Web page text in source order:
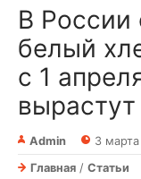
В России
белый
с 1
Admin 3
Главная / Статьи